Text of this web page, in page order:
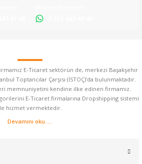
E-Ticaret sektörün de, merkezi Başakşehir
Toptancılar Çarşısı (İSTOÇ)’da bulunmaktadır.
memnuniyetini kendine ilke edinen firmamız.
E-Ticaret firmalarına Dropshipping sistemi
hizmet vermektedir.
Devamını oku.....